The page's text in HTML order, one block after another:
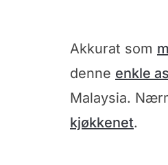
Akkurat som
denne enkle
Malaysia.
kjøkkenet.